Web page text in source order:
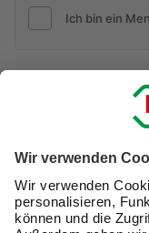
Ich möchte auf
(inklusive den
Daten durch
Analyse
Coupons und